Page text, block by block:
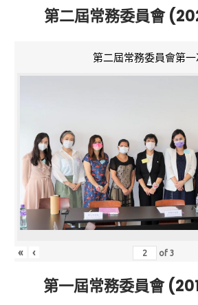
第二屆常務委員會
第二屆常務委員會第
« ‹ of3
第一屆常務委員會